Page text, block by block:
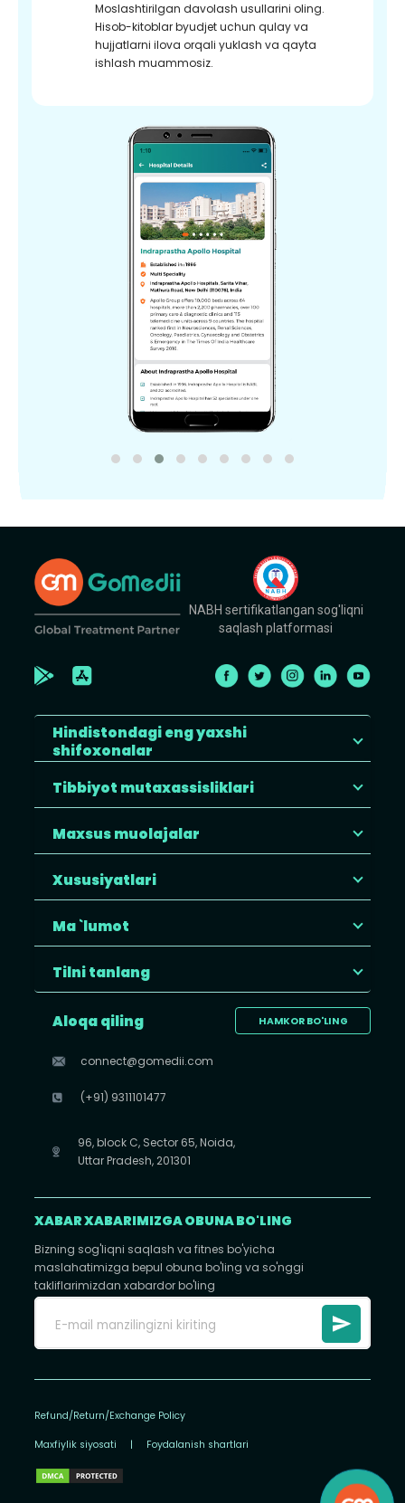
Moslashtirilgan davolash usullarini oling.
Hisob-kitoblar byudjet uchun qulay va
hujjatlarni ilova orqali yuklash va qayta
ishlash muammosiz.
NABH sertifikatlangan sog'liqni
saqlash platformasi
Hindistondagi eng yaxshi
shifoxonalar
Tibbiyot mutaxassisliklari
Maxsus muolajalar
Xususiyatlari
Ma `lumot
Tilni tanlang
HAMKOR BO'LING
Aloqa qiling
connect@gomedii.com
(+91) 9311101477
96, block C, Sector 65, Noida,
Uttar Pradesh, 201301
XABAR XABARIMIZGA OBUNA BO'LING
Bizning sog'liqni saqlash va fitnes bo'yicha
maslahatimizga bepul obuna bo'ling va so'nggi
takliflarimizdan xabardor bo'ling
Refund/Return/Exchange Policy
Maxfiylik siyosati | Foydalanish shartlari